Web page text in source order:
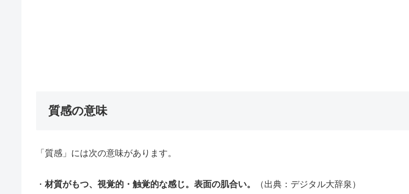
質感の意味
「質感」には次の意味があります。
・材質がもつ、視覚的・触覚的な感じ。表面の肌合い。 （出典：デジタル大辞泉）